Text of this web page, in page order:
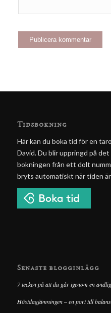
Tidsbokning
Här kan du boka tid för en
David. Du blir uppringd på
bokningen från ett dolt
bryts automatiskt när tiden
Senaste blogginlägg
7 tecken på att du går igenom en
Höstdagjämningen – en port till